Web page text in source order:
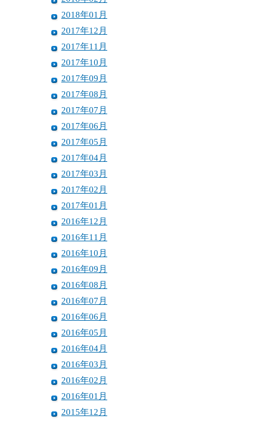
2018年01月
2017年12月
2017年11月
2017年10月
2017年09月
2017年08月
2017年07月
2017年06月
2017年05月
2017年04月
2017年03月
2017年02月
2017年01月
2016年12月
2016年11月
2016年10月
2016年09月
2016年08月
2016年07月
2016年06月
2016年05月
2016年04月
2016年03月
2016年02月
2016年01月
2015年12月